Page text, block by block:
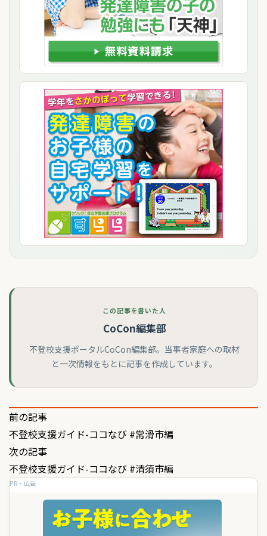
この記事を書いた人
CoCon編集部
不登校支援ポータルCoCon編集部。当事者家庭への取材
と一次情報をもとに記事を作成しています。
投
稿
ナ
ビ
前の記事
不登校支援ガイド-ココなび #常滑市編
次の記事
不登校支援ガイド-ココなび #清須市編
PR・広告